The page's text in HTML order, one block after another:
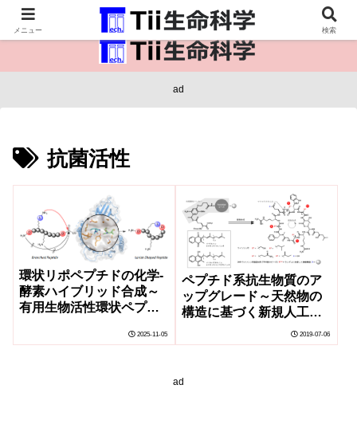
医療保健・生命・生物の情報インフラ。
ad
抗菌活性
環状リポペプチドの化学-
酵素ハイブリッド合成～
有用生物活性環状ペプチ
2025-11-05
ペプチド系抗生物質のア
ップグレード～天然物の
構造に基づく新規人工抗
菌ペプチド群の戦略的創
出～
2019-07-06
ad
メニュー 検索